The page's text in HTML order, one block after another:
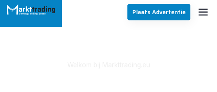
Plaats Advertentie